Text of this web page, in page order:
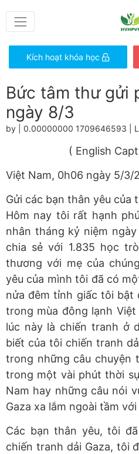
Kích hoạt khóa học
Bức tâm thư gửi
ngày 8/3
by | 0.00000000 1709646593 |
( English
Việt Nam, 0h06 ngày 5/3/
Gửi các bạn thân yêu của
Hôm nay tôi rất hạnh
nhân tháng kỷ niệm
chia sẻ với 1.835 học
thương với mẹ của
yêu của mình tôi đã có
nửa đêm tỉnh giấc tôi bật
trong mùa đông lạnh
lúc này là chiến tranh ở
biết của tôi chiến tranh
trong những câu chuyện
trong một vài phút thời
Nam hay những câu nói
Gaza xa lắm ngoài tầm
Các bạn thân yêu, tôi
chiến tranh dải Gaza, tôi